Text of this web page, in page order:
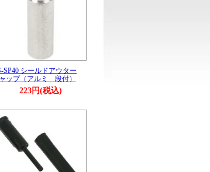
SP40 シールドアウター
ップ（アルミ 段付）
223円(税込)